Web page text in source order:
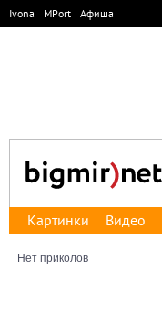
Ivona MPort Афиша
Картинки Видео
Нет приколов